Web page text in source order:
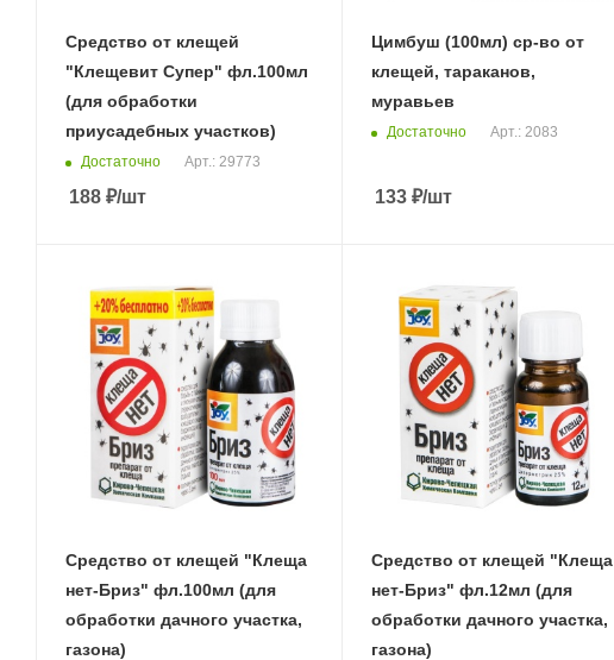
Средство от клещей
"Клещевит Супер" фл.100мл
(для обработки
приусадебных участков)
Достаточно Арт.: 29773
188 ₽/шт
Цимбуш (100мл) ср-во от
клещей, тараканов,
муравьев
Достаточно Арт.: 2083
133₽/шт
Средство от клещей "Клеща
нет-Бриз" фл.100мл (для
обработки дачного участка,
газона)
Средство от клещей "Клеща
нет-Бриз" фл.12мл (для
обработки дачного участка,
газона)